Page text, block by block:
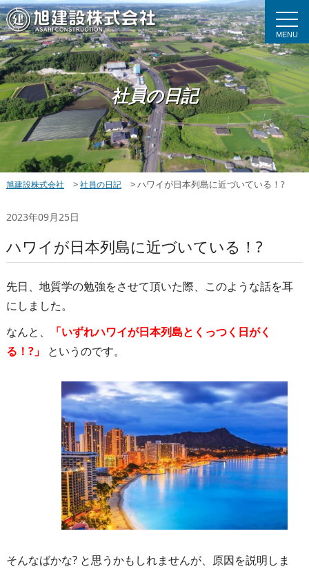
MENU
社員の日記
旭建設株式会社 > 社員の日記 >ハワイが日本列島に近づいている！?
2023年09月25日
ハワイが日本列島に近づいている！?
先日、地質学の勉強をさせて頂いた際、このような話を耳
にしました。
なんと、
「いずれハワイが日本列島とくっつく日がく
る！?」
というのです。
そんなばかな? と思うかもしれませんが、原因を説明しま